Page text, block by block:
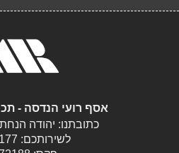
אסף רועי הנדסה -
כתובתנו: יהודה הנחתום 4,
לשירותכם: